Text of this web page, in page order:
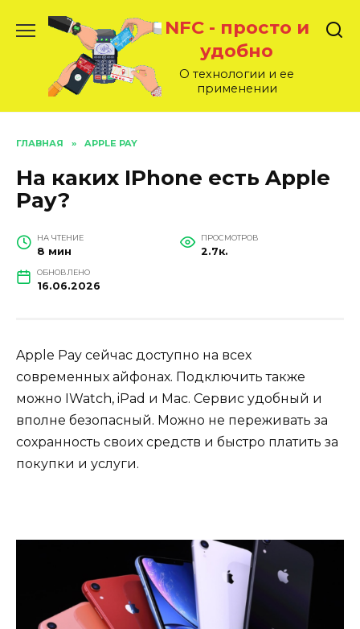
содержанию
NFC - просто и
удобно
О технологии и ее
применении
ГЛАВНАЯ » APPLE PAY
На каких IPhone есть Apple
Pay?
НА ЧТЕНИЕ
8 мин
ПРОСМОТРОВ
2.7к.
ОБНОВЛЕНО
16.06.2026
Apple Pay сейчас доступно на всех
современных айфонах. Подключить также
можно IWatch, iPad и Мас. Сервис удобный и
вполне безопасный. Можно не переживать за
сохранность своих средств и быстро платить за
покупки и услуги.